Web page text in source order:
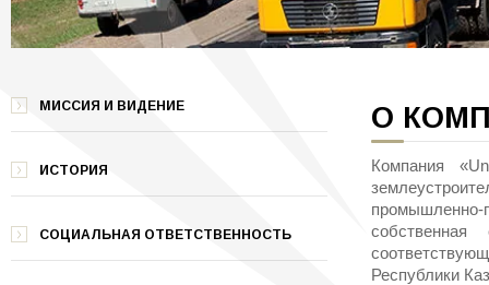
МИССИЯ И ВИДЕНИЕ
ИСТОРИЯ
СОЦИАЛЬНАЯ ОТВЕТСТВЕННОСТЬ
О
Компания
промышленно-
Республики